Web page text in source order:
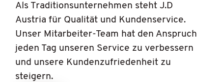
Als Traditionsunternehmen steht J.D
Austria für Qualität und Kundenservice.
Unser Mitarbeiter-Team hat den Anspruch
jeden Tag unseren Service zu verbessern
und unsere Kundenzufriedenheit zu
steigern.